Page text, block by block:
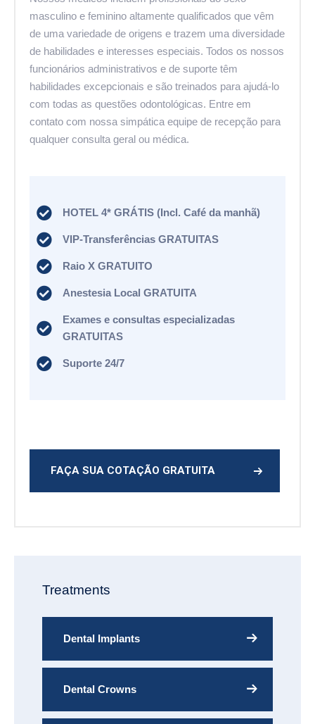
masculino e feminino altamente qualificados que vêm
de uma variedade de origens e trazem uma diversidade
de habilidades e interesses especiais. Todos os nossos
funcionários administrativos e de suporte têm
habilidades excepcionais e são treinados para ajudá-lo
com todas as questões odontológicas. Entre em
contato com nossa simpática equipe de recepção para
qualquer consulta geral ou médica.
HOTEL 4* GRÁTIS (Incl. Café da manhã)
VIP-Transferências GRATUITAS
Raio X GRATUITO
Anestesia Local GRATUITA
Exames e consultas especializadas
GRATUITAS
Suporte 24/7
FAÇA SUA COTAÇÃO GRATUITA
Treatments
Dental Implants
Dental Crowns